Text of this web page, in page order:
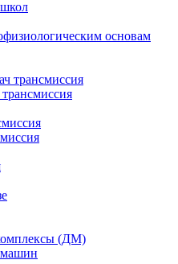
основам
трансмиссия
(ДМ)
машин